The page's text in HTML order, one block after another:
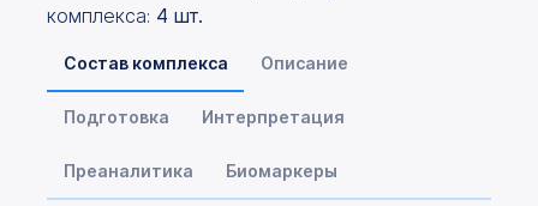
комплекса: 4 шт.
Состав комплекса Описание
Подготовка Интерпретация
Преаналитика Биомаркеры